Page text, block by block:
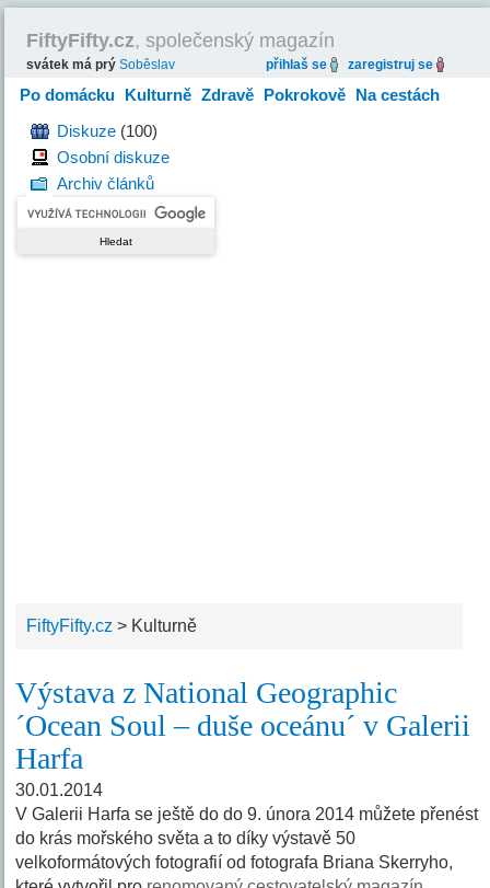
FiftyFifty.cz, společenský magazín
svátek má prýSoběslav přihlaš se zaregistruj se
Po domácku Kulturně Zdravě Pokrokově Na cestách
HravěDiskuze (100)
Osobní diskuze
Archiv článků
FiftyFifty.cz > Kulturně
Výstava z National Geographic
´Ocean Soul – duše oceánu´ v Galerii
Harfa
30.01.2014
V Galerii Harfa se ještě do do 9. února 2014 můžete přenést
do krás mořského světa a to díky výstavě 50
velkoformátových fotografií od fotografa Briana Skerryho,